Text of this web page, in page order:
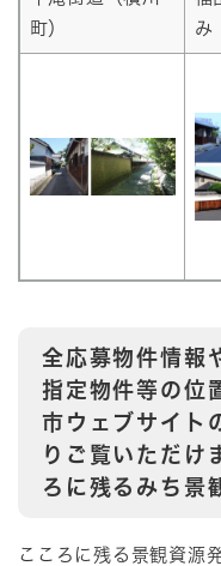
町）
み
全応募物件情報
指定物件等の位
市ウェブサイト
りご覧いただけ
ろに残るみち景
こころに残る景観資源